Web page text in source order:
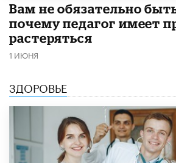
​Вам не обязательно
почему педагог имеет
растеряться
1 ИЮНЯ
ЗДОРОВЬЕ